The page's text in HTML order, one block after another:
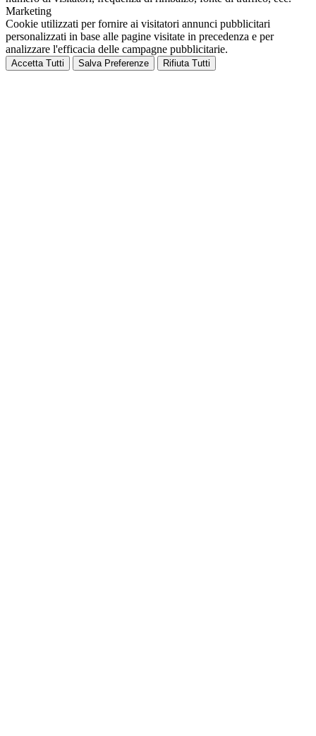
Marketing
Cookie utilizzati per fornire ai visitatori annunci pubblicitari
personalizzati in base alle pagine visitate in precedenza e per
analizzare l'efficacia delle campagne pubblicitarie.
Accetta Tutti Salva Preferenze Rifiuta Tutti